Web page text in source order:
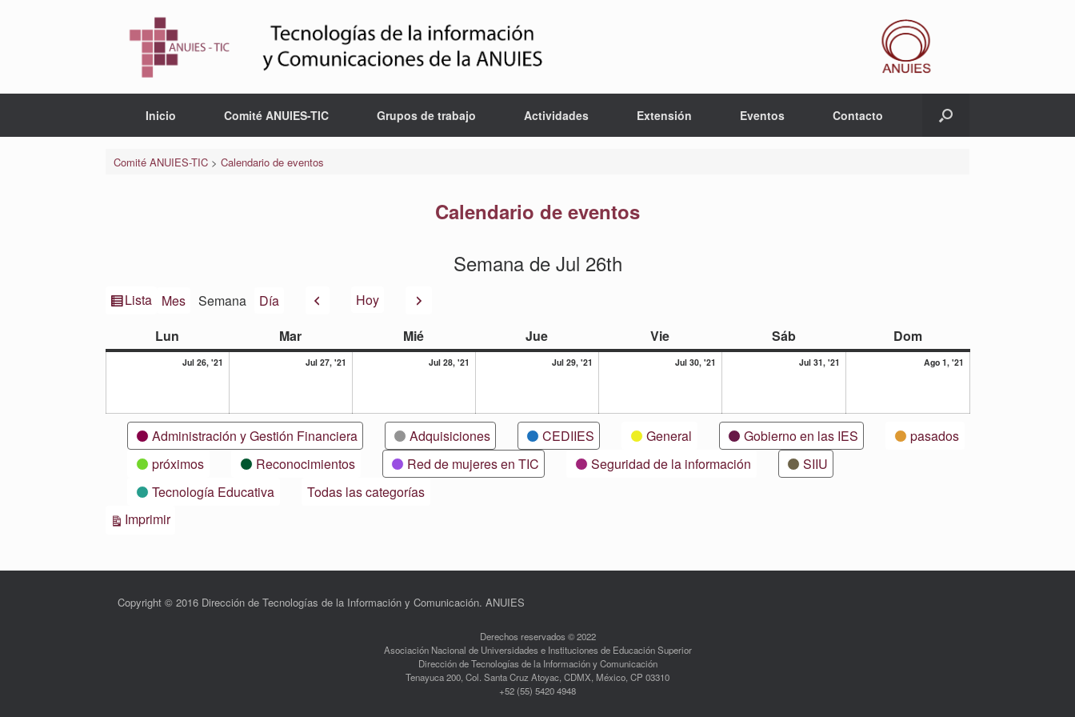
Inicio Comité ANUIES-TIC Grupos de trabajo Actividades Extensión Eventos Contacto
Comité ANUIES-TIC> Calendario de eventos
Calendario de eventos
Semana de Jul 26th
Ver
Lista Mes Semana Día AnteriorHoy Siguiente
Lun Marmartes Miémiércoles Juejueves Vieviernes Sábsábado Domdomingo
Jul 26, '21 Jul 27, '21 Jul 28, '21 Jul 29, '21 Jul 30, '21 Jul 31, '21 Ago 1, '21
CategoríasAdministración y Gestión Financiera Adquisiciones CEDIIES General Gobierno en las IES
pasados
próximos
Reconocimientos Red de mujeres en TIC Seguridad de la información
SIIU
Tecnología Educativa
Todas las categorías
ImprimirVistas
Copyright © 2016 Dirección de Tecnologías de la Información y Comunicación. ANUIES
Derechos reservados © 2022
Asociación Nacional de Universidades e Instituciones de Educación Superior
Dirección de Tecnologías de la Información y Comunicación
Tenayuca 200, Col. Santa Cruz Atoyac, CDMX, México, CP 03310
+52 (55) 5420 4948